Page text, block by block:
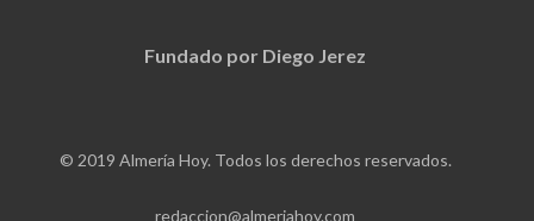
Fundado por Diego Jerez
© 2019 Almería Hoy. Todos los derechos reservados.
redaccion@almeriahoy.com